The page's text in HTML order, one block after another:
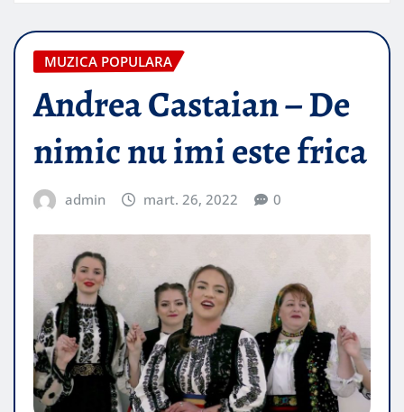
MUZICA POPULARA
Andrea Castaian – De
nimic nu imi este frica
admin mart. 26, 2022 0